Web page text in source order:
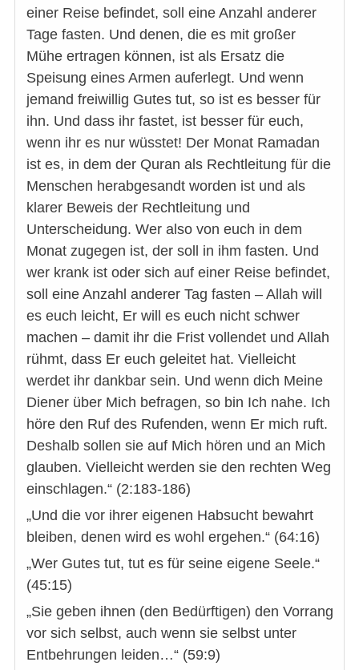
einer Reise befindet, soll eine Anzahl anderer
Tage fasten. Und denen, die es mit großer
Mühe ertragen können, ist als Ersatz die
Speisung eines Armen auferlegt. Und wenn
jemand freiwillig Gutes tut, so ist es besser für
ihn. Und dass ihr fastet, ist besser für euch,
wenn ihr es nur wüsstet! Der Monat Ramadan
ist es, in dem der Quran als Rechtleitung für die
Menschen herabgesandt worden ist und als
klarer Beweis der Rechtleitung und
Unterscheidung. Wer also von euch in dem
Monat zugegen ist, der soll in ihm fasten. Und
wer krank ist oder sich auf einer Reise befindet,
soll eine Anzahl anderer Tag fasten – Allah will
es euch leicht, Er will es euch nicht schwer
machen – damit ihr die Frist vollendet und Allah
rühmt, dass Er euch geleitet hat. Vielleicht
werdet ihr dankbar sein. Und wenn dich Meine
Diener über Mich befragen, so bin Ich nahe. Ich
höre den Ruf des Rufenden, wenn Er mich ruft.
Deshalb sollen sie auf Mich hören und an Mich
glauben. Vielleicht werden sie den rechten Weg
einschlagen.“ (2:183-186)
„Und die vor ihrer eigenen Habsucht bewahrt
bleiben, denen wird es wohl ergehen.“ (64:16)
„Wer Gutes tut, tut es für seine eigene Seele.“
(45:15)
„Sie geben ihnen (den Bedürftigen) den Vorrang
vor sich selbst, auch wenn sie selbst unter
Entbehrungen leiden…“ (59:9)